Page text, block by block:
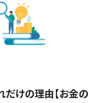
けの理由【お金